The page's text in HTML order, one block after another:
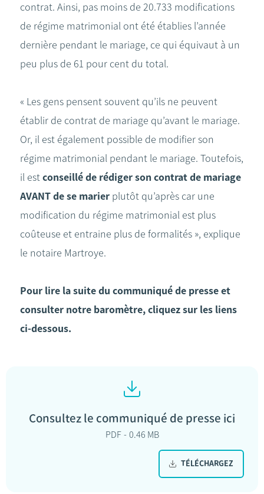
contrat. Ainsi, pas moins de 20.733 modifications
de régime matrimonial ont été établies l’année
dernière pendant le mariage, ce qui équivaut à un
peu plus de 61 pour cent du total.
« Les gens pensent souvent qu’ils ne peuvent
établir de contrat de mariage qu’avant le mariage.
Or, il est également possible de modifier son
régime matrimonial pendant le mariage. Toutefois,
il estconseillé de rédiger son contrat de mariage
AVANT de se marier plutôt qu’après car une
modification du régime matrimonial est plus
coûteuse et entraine plus de formalités », explique
le notaire Martroye.
Pour lire la suite du communiqué de presse et
consulter notre baromètre, cliquez sur les liens
ci-dessous.
Consultez le communiqué de presse ici
PDF 0.46 MB
TÉLÉCHARGEZ